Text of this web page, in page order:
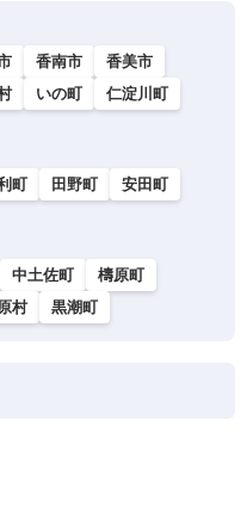
香南市
香美市
いの町
仁淀川町
町 田野町
安田町
中土佐町
檮原町
村 黒潮町